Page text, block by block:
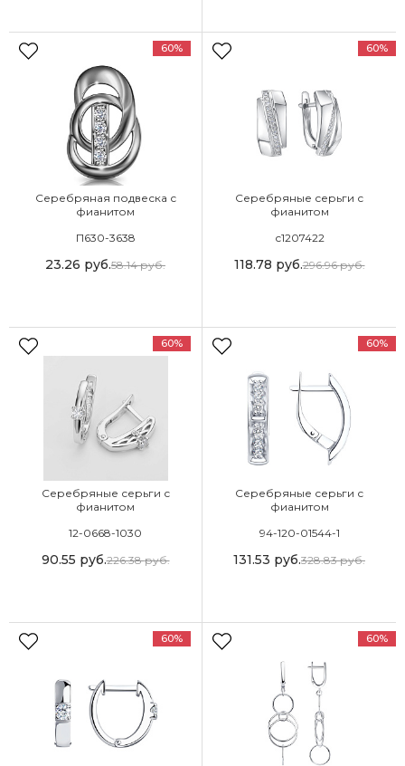
60%
Серебряная подвеска с
фианитом
П630-3638
23.26 руб.58.14руб.
60%
Серебряные серьги с
фианитом
с1207422
118.78 руб.296.96руб.
60%
Серебряные серьги с
фианитом
12-0668-1030
90.55 руб.226.38руб.
60%
Серебряные серьги с
фианитом
94-120-01544-1
131.53 руб.328.83руб.
60% 60%